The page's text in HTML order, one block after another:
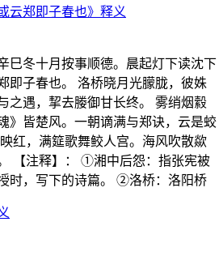
云郑即子春也》释义
巳冬十月按事顺德。晨起灯下读沈下
即子春也。 洛桥晓月光朦胧，彼姝
之遇，挈去媵御甘长终。 雾绡烟縠
》皆楚风。一朝谪满与郑诀，云是蛟
红，满筵歌舞鲛人宫。海风吹散歘
【注释】： ①湘中后怨：指张宪被
时，写下的诗篇。 ②洛桥：洛阳桥